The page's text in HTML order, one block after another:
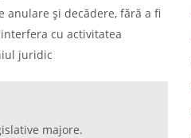
şi decădere, fără a fi
cu activitatea
juridic
majore.